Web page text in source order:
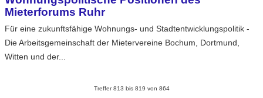
Mieterforums Ruhr
Für eine zukunftsfähige Wohnungs- und Stadtentwicklungspolitik -
Die Arbeitsgemeinschaft der Mietervereine Bochum, Dortmund,
Witten und der...
Treffer 813 bis 819 von 864